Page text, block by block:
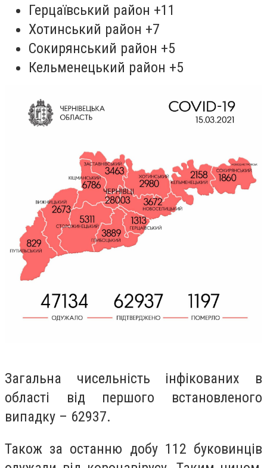
Герцаївський район +11
Хотинський район +7
Сокирянський район +5
Кельменецький район +5
Загальна чисельність інфікованих в
області від першого встановленого
випадку – 62937.
Також за останню добу 112 буковинців